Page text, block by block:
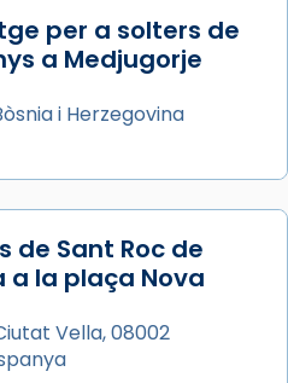
per a solters de
a Medjugorje
i Herzegovina
de Sant Roc de
a la plaça Nova
Vella, 08002